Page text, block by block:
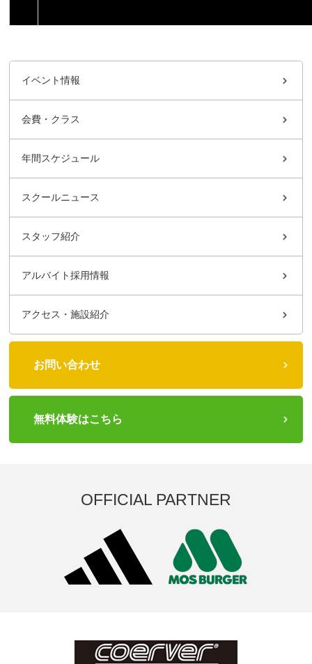
イベント情報
会費・クラス
年間スケジュール
スクールニュース
スタッフ紹介
アルバイト採用情報
アクセス・施設紹介
お問い合わせ
無料体験はこちら
OFFICIAL PARTNER